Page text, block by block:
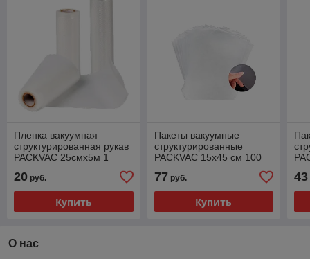
Пленка вакуумная
структурированная рукав
PACKVAC 25смx5м 1
20 руб.
Купить
Пакеты вакуумные
структурированные
PACKVAC 15x45 см 100
77 руб.
Купить
43
О нас